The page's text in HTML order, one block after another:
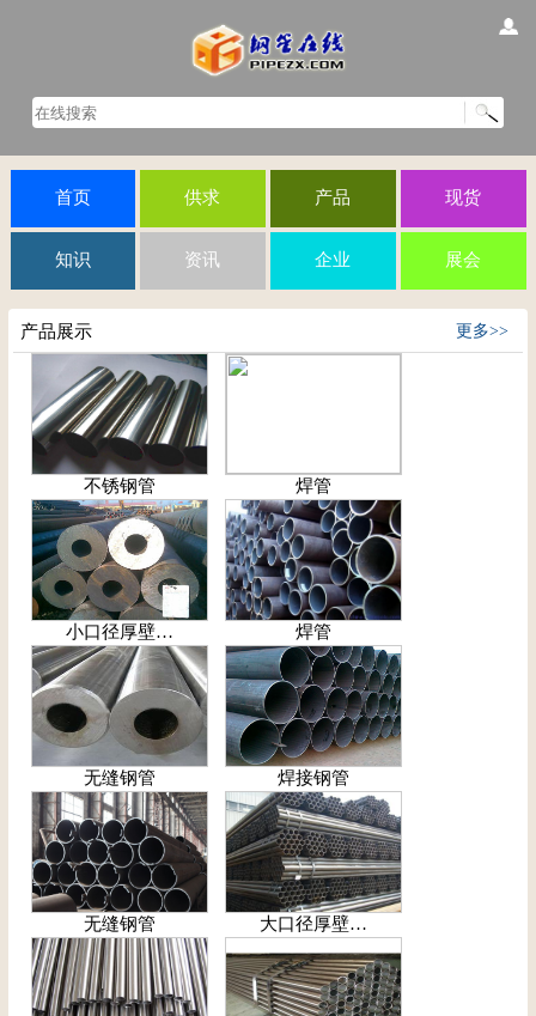
首页 供求 产品 现货
知识 资讯 企业 展会
产品展示 更多>>
不锈钢管 焊管
小口径厚壁… 焊管
无缝钢管 焊接钢管
无缝钢管 大口径厚壁…